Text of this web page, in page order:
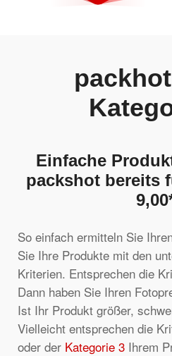
Einfache
packshot bereits
So einfach ermitteln Sie
Sie Ihre Produkte mit den
Kriterien. Entsprechen die
Dann haben Sie Ihren
Ist Ihr Produkt größer,
Vielleicht entsprechen die
oder der Kategorie 3 Ihrem